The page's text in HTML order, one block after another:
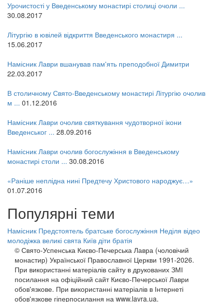
онлайн трансляції
Веб-камери
12 сентября 2015
12 сентября 2015Название трансляции
12 сентября 2015
12 сентября 2015Название трансляции
12 сентября 2015Название трансляции
Перейти до архіву
Урочистості у Введенському монастирі столиці очоли ...
30.08.2017
Літургію в ювілей відкриття Введенського монастиря ...
15.06.2017
Намісник Лаври вшанував пам'ять преподобної Димитри
22.03.2017
В столичному Свято-Введенському монастирі Літургію очолив
м ... 01.12.2016
Намісник Лаври очолив святкування чудотворної ікони
Введенськог ... 28.09.2016
Намісник Лаври очолив богослужіння в Введенському
монастирі столи ... 30.08.2016
«Раніше неплідна нині Предтечу Христового народжує…»
01.07.2016
Популярні теми
Намісник Предстоятель братське богослужіння Неділя відео
молодіжка великі свята Київ діти братія
© Свято-Успенська Києво-Печерська Лавра (чоловічий
монастир) Української Православної Церкви 1991-2026.
При використанні матеріалів сайту в друкованих ЗМІ
посилання на офіційний сайт Києво-Печерської Лаври
обов'язкове. При використанні матеріалів в Інтернеті
обов'язкове гіперпосилання на www.lavra.ua.